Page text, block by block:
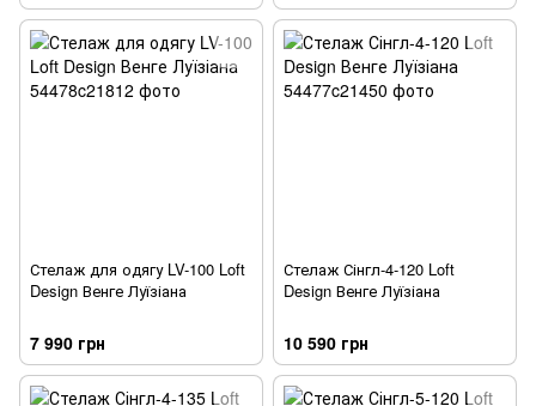
Стелаж для одягу LV-100 Loft
Design Венге Луїзіана
7 990 грн
Стелаж Сінгл-4-120 Loft
Design Венге Луїзіана
10 590 грн